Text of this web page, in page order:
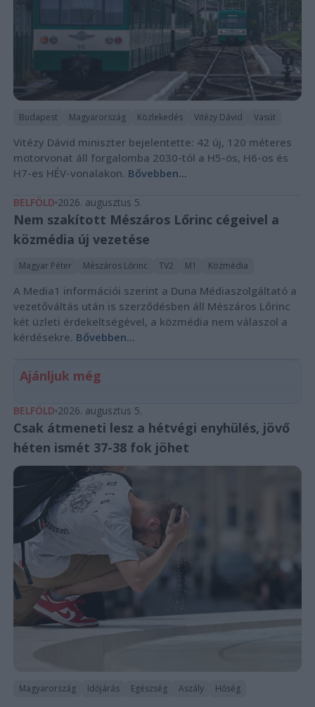
Budapest Magyarország Közlekedés Vitézy Dávid Vasút
Vitézy Dávid miniszter bejelentette: 42 új, 120 méteres
motorvonat áll forgalomba 2030-tól a H5-ös, H6-os és
H7-es HÉV-vonalakon. Bővebben...
BELFÖLD 2026. augusztus 5.
Nem szakított Mészáros Lőrinc cégeivel a
közmédia új vezetése
Magyar Péter Mészáros Lőrinc TV2 M1 Közmédia
A Media1 információi szerint a Duna Médiaszolgáltató a
vezetőváltás után is szerződésben áll Mészáros Lőrinc
két üzleti érdekeltségével, a közmédia nem válaszol a
kérdésekre. Bővebben...
Ajánljuk még
BELFÖLD 2026. augusztus 5.
Csak átmeneti lesz a hétvégi enyhülés, jövő
héten ismét 37-38 fok jöhet
Magyarország Időjárás Egészség Aszály Hőség